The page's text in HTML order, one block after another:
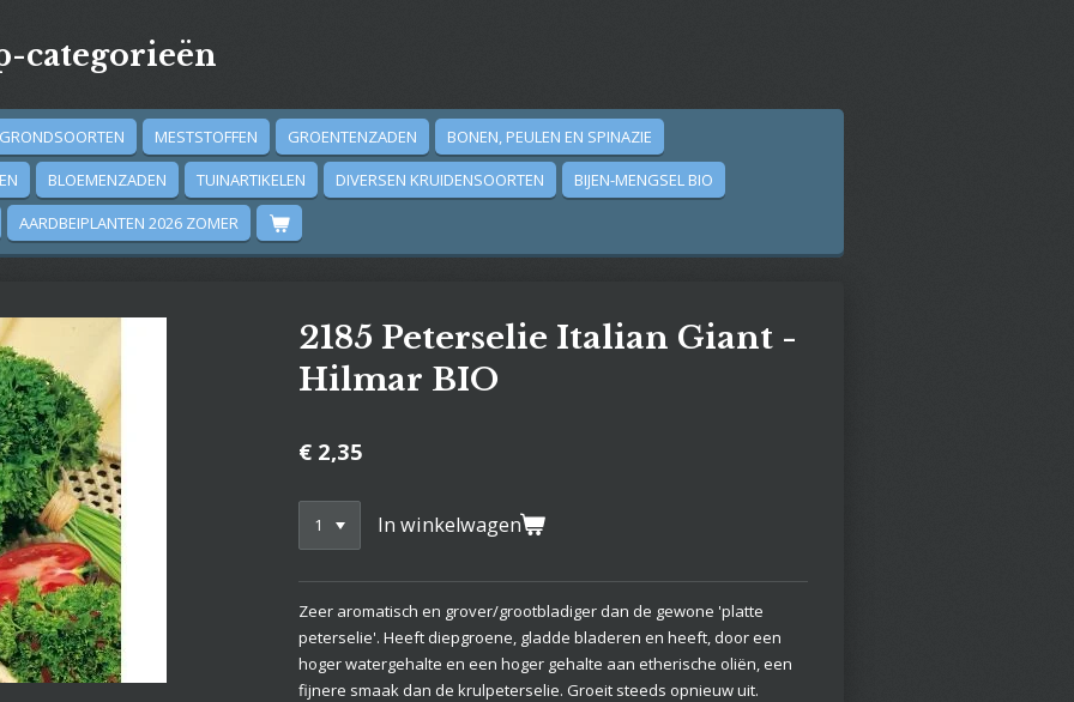
categorieën
GRONDSOORTEN MESTSTOFFEN GROENTENZADEN
BONEN, PEULEN EN SPINAZIE
BLOEMENZADEN TUINARTIKELEN DIVERSEN KRUIDENSOORTEN
BIJEN-MENGSEL BIO
AARDBEIPLANTEN 2026 ZOMER
2185 Peterselie Italian Giant -
Hilmar BIO
€ 2,35
In winkelwagen
Zeer aromatisch en grover/grootbladiger dan de gewone 'platte
peterselie'. Heeft diepgroene, gladde bladeren en heeft, door een
hoger watergehalte en een hoger gehalte aan etherische oliën, een
fijnere smaak dan de krulpeterselie. Groeit steeds opnieuw uit.